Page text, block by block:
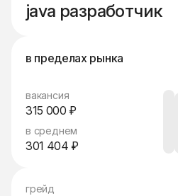
java разработчик
в пределах рынка
вакансия
315 000 ₽
в среднем
301 404 ₽
грейд